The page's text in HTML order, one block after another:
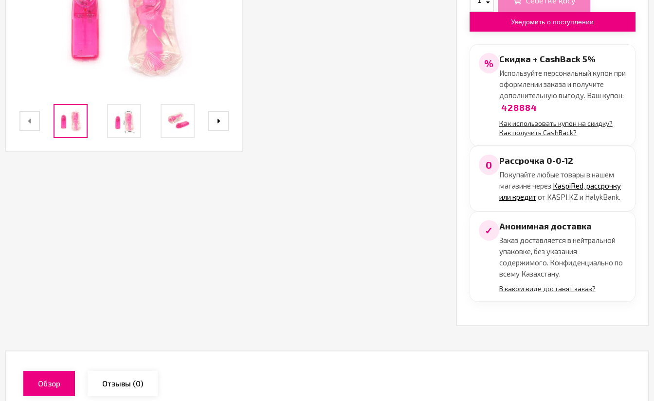
Уведомить о поступлении
% Скидка + CashBack 5%
Используйте персональный купон при
оформлении заказа и получите
дополнительную выгоду. Ваш купон:
428884
Как использовать купон на скидку?
Как получить CashBack?
0 Рассрочка 0-0-12
Покупайте любые товары в нашем
магазине через KaspiRed, рассрочку
или кредитот KASPI.KZ и HalykBank.
✓ Анонимная доставка
Заказ доставляется в нейтральной
упаковке, без указания
содержимого. Конфиденциально по
всему Казахстану.
В каком виде доставят заказ?
Обзор Отзывы (0)